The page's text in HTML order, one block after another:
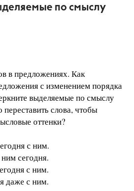
по смыслу
в предложениях. Как
с изменением порядка
выделяемые по смыслу
слова, чтобы
оттенки?
с ним.
сегодня.
с ним.
даже с ним.